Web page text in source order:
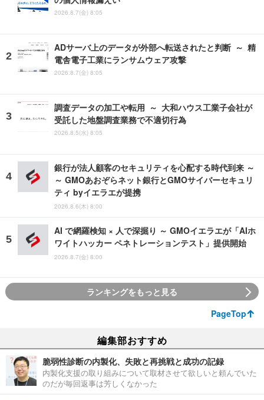
2026.8.7(金) 8:05
ADサーバ上のデータが外部へ転送されたと判断 ～ 精
電舎電子工業にランサムウェア攻撃
2026.8.7(金) 8:05
調査データの加工や転用 ～ 大和ハウス工業子会社が
受託した地盤調査業務で不適切行為
2026.8.5(水) 8:05
銀行が法人顧客のセキュリティを心配する時代到来 ～
～ GMOあおぞらネット銀行とGMOサイバーセキュリ
ティ byイエラエが提携
2026.8.6(木) 8:00
AI で網羅検知 × 人で深掘り ～ GMOイエラエが「AIホ
ワイトハッカー ペネトレーションテスト」提供開始
2026.8.7(金) 8:00
ランキングをもっと見る
PageTop
編集部おすすめ
脆弱性診断の内製化、失敗と再挑戦と成功の記録
内製化支援の取り組みについて取材させて欲しいと頼んでいた
のだが毎回返事は芳しくなかった